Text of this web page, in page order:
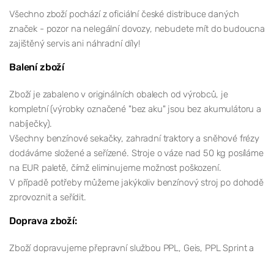
Všechno zboží pochází z oficiální české distribuce daných
značek - pozor na nelegální dovozy, nebudete mít do budoucna
zajištěný servis ani náhradní díly!
Balení zboží
Zboží je zabaleno v originálních obalech od výrobců, je
kompletní (výrobky označené "bez aku" jsou bez akumulátoru a
nabíječky).
Všechny benzínové sekačky, zahradní traktory a sněhové frézy
dodáváme složené a seřízené. Stroje o váze nad 50 kg posíláme
na EUR paletě, čímž eliminujeme možnost poškození.
V případě potřeby můžeme jakýkoliv benzínový stroj po dohodě
zprovoznit a seřídit.
Doprava zboží:
Zboží dopravujeme přepravní službou PPL, Geis, PPL Sprint a